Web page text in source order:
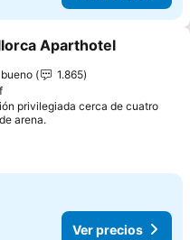
a favoritos
Aparthotel
1.865
privilegiada cerca de cuatro
arena.
Ver precios